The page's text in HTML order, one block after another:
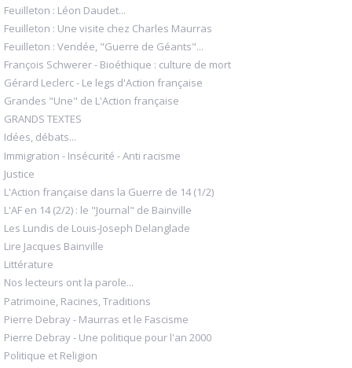
Feuilleton : Léon Daudet...
Feuilleton : Une visite chez Charles Maurras
Feuilleton : Vendée, "Guerre de Géants"...
François Schwerer - Bioéthique : culture de mort
Gérard Leclerc - Le legs d'Action française
Grandes "Une" de L'Action française
GRANDS TEXTES
Idées, débats...
Immigration - Insécurité - Anti racisme
Justice
L'Action française dans la Guerre de 14 (1/2)
L'AF en 14 (2/2) : le "Journal" de Bainville
Les Lundis de Louis-Joseph Delanglade
Lire Jacques Bainville
Littérature
Nos lecteurs ont la parole...
Patrimoine, Racines, Traditions
Pierre Debray - Maurras et le Fascisme
Pierre Debray - Une politique pour l'an 2000
Politique et Religion